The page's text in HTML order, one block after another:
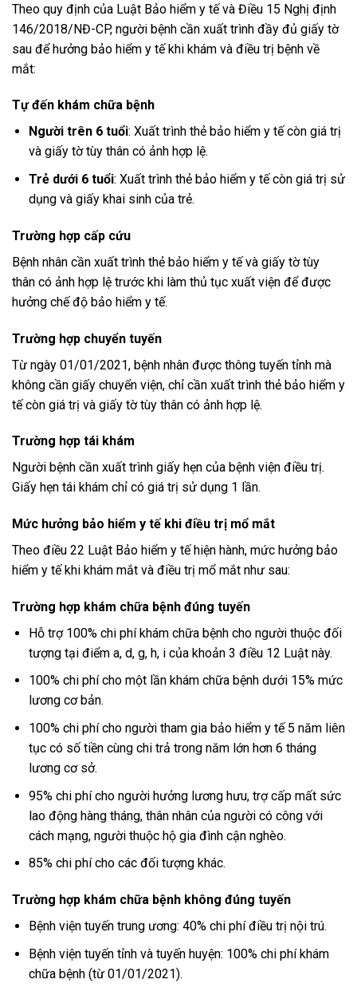
Theo quy định của Luật Bảo hiểm y tế và Điều 15 Nghị định
146/2018/NĐ-CP, người bệnh cần xuất trình đầy đủ giấy tờ
sau để hưởng bảo hiểm y tế khi khám và điều trị bệnh về
mắt:
Tự đến khám chữa bệnh
Người trên 6 tuổi: Xuất trình thẻ bảo hiểm y tế còn giá trị
và giấy tờ tùy thân có ảnh hợp lệ.
Trẻ dưới 6 tuổi: Xuất trình thẻ bảo hiểm y tế còn giá trị sử
dụng và giấy khai sinh của trẻ.
Trường hợp cấp cứu
Bệnh nhân cần xuất trình thẻ bảo hiểm y tế và giấy tờ tùy
thân có ảnh hợp lệ trước khi làm thủ tục xuất viện để được
hưởng chế độ bảo hiểm y tế.
Trường hợp chuyển tuyến
Từ ngày 01/01/2021, bệnh nhân được thông tuyến tỉnh mà
không cần giấy chuyển viện, chỉ cần xuất trình thẻ bảo hiểm y
tế còn giá trị và giấy tờ tùy thân có ảnh hợp lệ.
Trường hợp tái khám
Người bệnh cần xuất trình giấy hẹn của bệnh viện điều trị.
Giấy hẹn tái khám chỉ có giá trị sử dụng 1 lần.
Mức hưởng bảo hiểm y tế khi điều trị mổ mắt
Theo điều 22 Luật Bảo hiểm y tế hiện hành, mức hưởng bảo
hiểm y tế khi khám mắt và điều trị mổ mắt như sau:
Trường hợp khám chữa bệnh đúng tuyến
Hỗ trợ 100% chi phí khám chữa bệnh cho người thuộc đối
tượng tại điểm a, d, g, h, i của khoản 3 điều 12 Luật này.
100% chi phí cho một lần khám chữa bệnh dưới 15% mức
lương cơ bản.
100% chi phí cho người tham gia bảo hiểm y tế 5 năm liên
tục có số tiền cùng chi trả trong năm lớn hơn 6 tháng
lương cơ sở.
95% chi phí cho người hưởng lương hưu, trợ cấp mất sức
lao động hàng tháng, thân nhân của người có công với
cách mạng, người thuộc hộ gia đình cận nghèo.
85% chi phí cho các đối tượng khác.
Trường hợp khám chữa bệnh không đúng tuyến
Bệnh viện tuyến trung ương: 40% chi phí điều trị nội trú.
Bệnh viện tuyến tỉnh và tuyến huyện: 100% chi phí khám
chữa bệnh (từ 01/01/2021).